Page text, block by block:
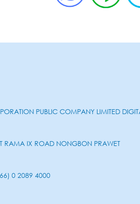
PUBLIC COMPANY LIMITED
RAMA IX ROAD NONGBON PRAWET
0 2089 4000